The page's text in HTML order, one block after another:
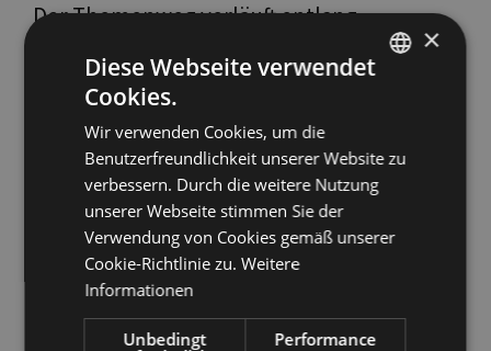
Der Themenweg verläuft entlang
bestehender Wanderwege durch eine
Kulturlandschaft, die über Jahrhunderte
nahezu unverändert geblieben ist.
An insgesamt 21 Stationen werden
geologische, historische,
landwirtschaftliche und technische
Besonderheiten erläutert. Die Route folgt
der alten Saumstraße, die als einzige
×
Diese Webseite verwendet
Cookies.
Wir verwenden Cookies, um die
Benutzerfreundlichkeit unserer Website zu
verbessern. Durch die weitere Nutzung
unserer Webseite stimmen Sie der
Verwendung von Cookies gemäß unserer
Cookie-Richtlinie zu. Weitere
Informationen
Unbedingt
Performance